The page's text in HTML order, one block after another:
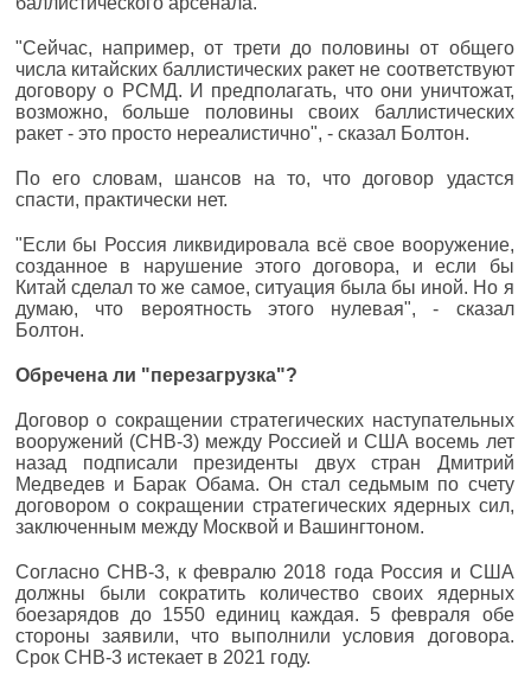
"Сейчас, например, от трети до половины от общего
числа китайских баллистических ракет не соответствуют
договору о РСМД. И предполагать, что они уничтожат,
возможно, больше половины своих баллистических
ракет - это просто нереалистично", - сказал Болтон.
По его словам, шансов на то, что договор удастся
спасти, практически нет.
"Если бы Россия ликвидировала всё свое вооружение,
созданное в нарушение этого договора, и если бы
Китай сделал то же самое, ситуация была бы иной. Но я
думаю, что вероятность этого нулевая", - сказал
Болтон.
Обречена ли "перезагрузка"?
Договор о сокращении стратегических наступательных
вооружений (СНВ-3) между Россией и США восемь лет
назад подписали президенты двух стран Дмитрий
Медведев и Барак Обама. Он стал седьмым по счету
договором о сокращении стратегических ядерных сил,
заключенным между Москвой и Вашингтоном.
Согласно СНВ-3, к февралю 2018 года Россия и США
должны были сократить количество своих ядерных
боезарядов до 1550 единиц каждая. 5 февраля обе
стороны заявили, что выполнили условия договора.
Срок СНВ-3 истекает в 2021 году.